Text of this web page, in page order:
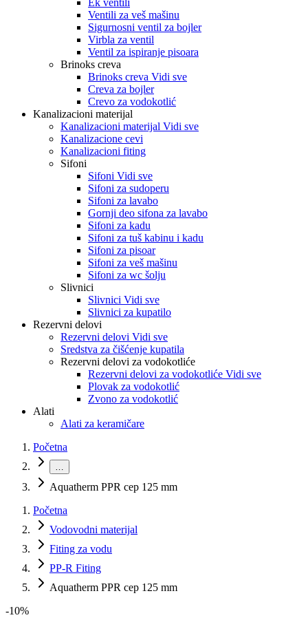
Ek ventili
Ventili za veš mašinu
Sigurnosni ventil za bojler
Virbla za ventil
Ventil za ispiranje pisoara
Brinoks creva
Brinoks creva Vidi sve
Creva za bojler
Crevo za vodokotlić
Kanalizacioni materijal
Kanalizacioni materijal Vidi sve
Kanalizacione cevi
Kanalizacioni fiting
Sifoni
Sifoni Vidi sve
Sifoni za sudoperu
Sifoni za lavabo
Gornji deo sifona za lavabo
Sifoni za kadu
Sifoni za tuš kabinu i kadu
Sifoni za pisoar
Sifoni za veš mašinu
Sifoni za wc šolju
Slivnici
Slivnici Vidi sve
Slivnici za kupatilo
Rezervni delovi
Rezervni delovi Vidi sve
Sredstva za čišćenje kupatila
Rezervni delovi za vodokotliće
Rezervni delovi za vodokotliće Vidi sve
Plovak za vodokotlić
Zvono za vodokotlić
Alati
Alati za keramičare
Početna
…
Aquatherm PPR cep 125 mm
Početna
Vodovodni materijal
Fiting za vodu
PP-R Fiting
Aquatherm PPR cep 125 mm
-10%